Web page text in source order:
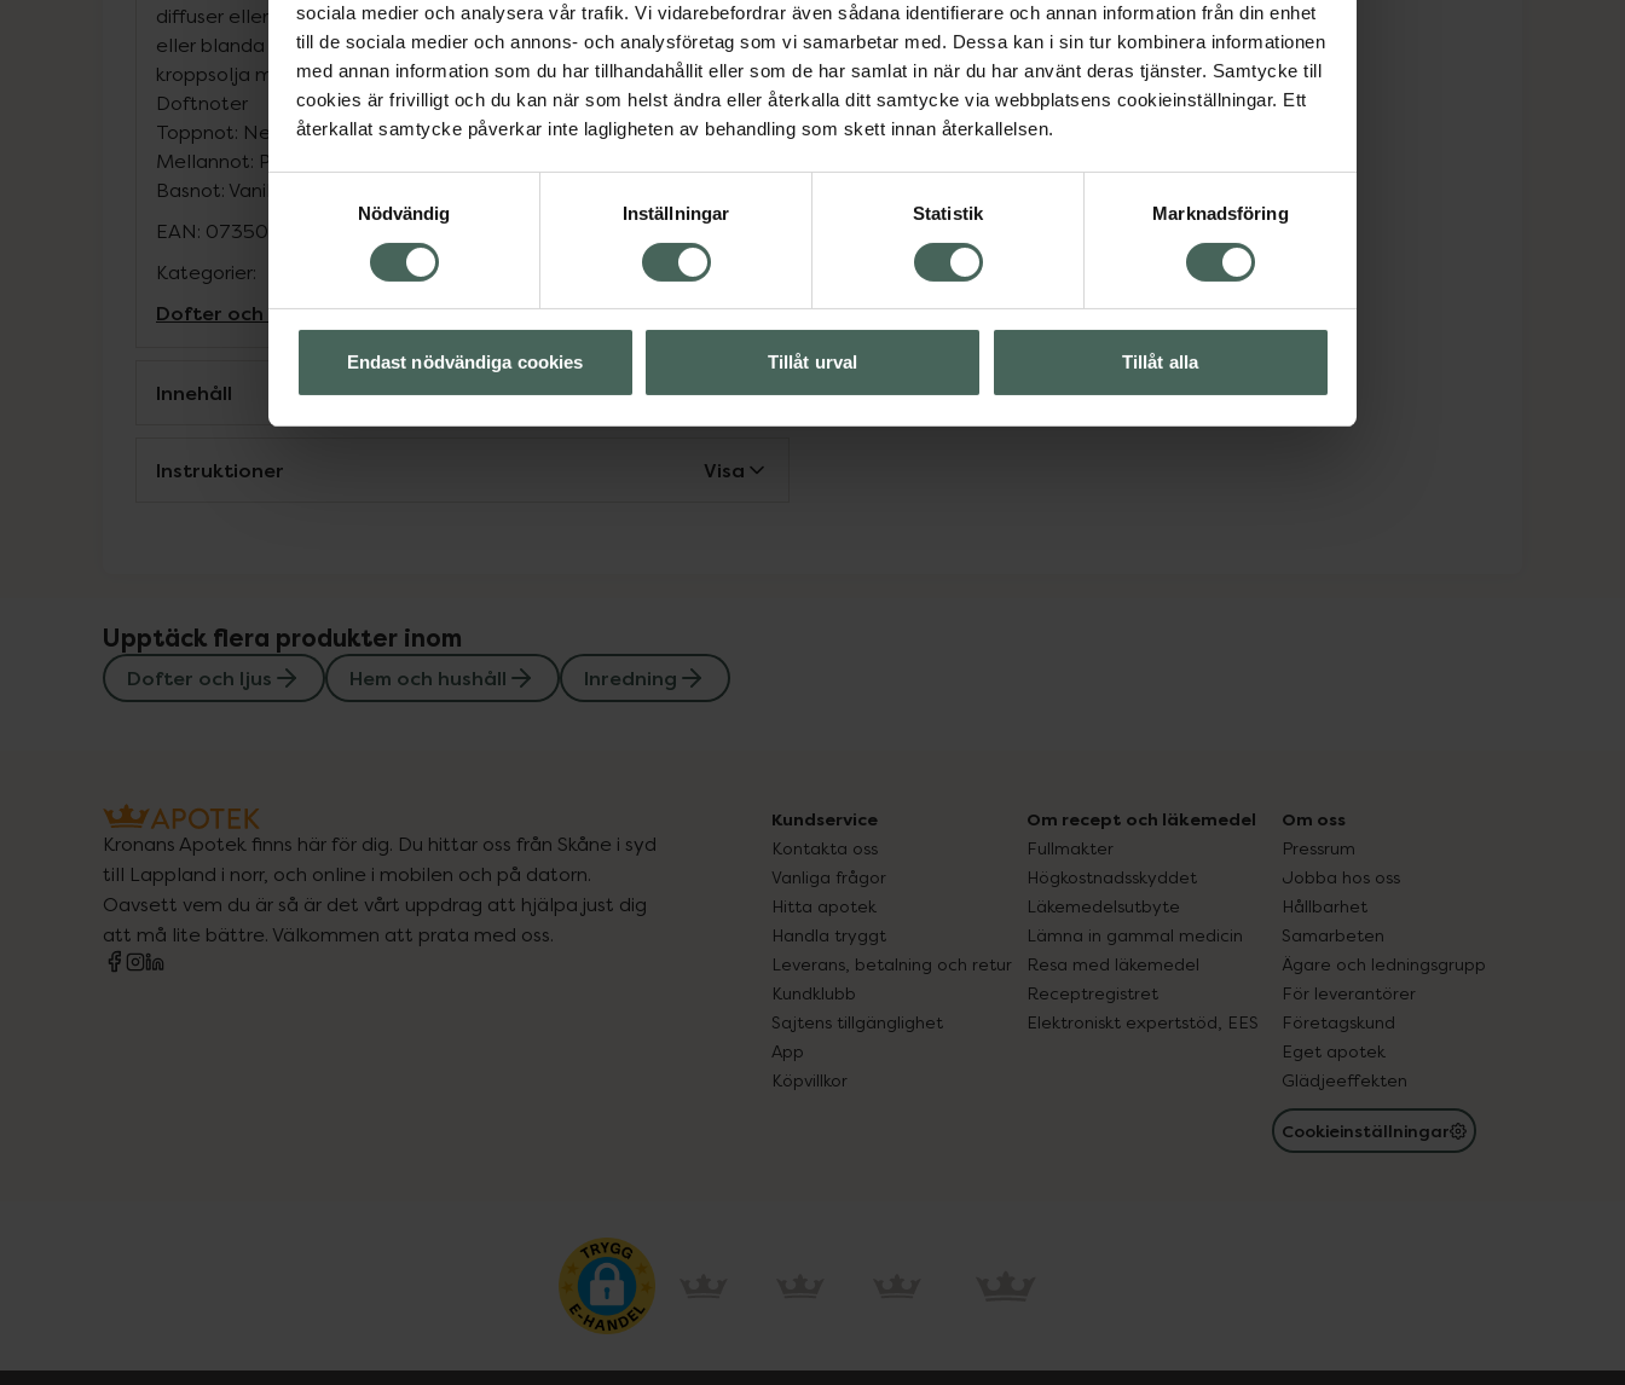
sociala medier och analysera vår trafik. Vi vidarebefordrar även sådana identifierare och annan information från din enhet
till de sociala medier och annons- och analysföretag som vi samarbetar med. Dessa kan i sin tur kombinera informationen
med annan information som du har tillhandahållit eller som de har samlat in när du har använt deras tjänster. Samtycke till
cookies är frivilligt och du kan när som helst ändra eller återkalla ditt samtycke via webbplatsens cookieinställningar. Ett
återkallat samtycke påverkar inte lagligheten av behandling som skett innan återkallelsen.
Nödvändig
Inställningar Statistik Marknadsföring
Endast nödvändiga cookies Tillåt urval Tillåt alla
diffuser eller aromalampa för att förhöja stämningen i rummet,
eller blanda ut i en vegetabilisk olja för en egen massage- eller
kroppsolja med lyxig känsla.
Doftnoter
Toppnot: Neroli – frisk, blommig citrus
Mellannot: Patchouli – jordig, varm och sensuell
Basnot: Vanilj – söt, mjuk och exklusiv
EAN: 07350062787511
Kategorier:
Dofter och ljusHem och hushållInredning
Innehåll Visa
Instruktioner Visa
Upptäck flera produkter inom
Dofter och ljus Hem och hushåll Inredning
Kronans Apotek finns här för dig. Du hittar oss från Skåne i syd
till Lappland i norr, och online i mobilen och på datorn.
Oavsett vem du är så är det vårt uppdrag att hjälpa just dig
att må lite bättre. Välkommen att prata med oss.
Kundservice
Kontakta oss
Vanliga frågor
Hitta apotek
Handla tryggt
Leverans, betalning och retur
Kundklubb
Sajtens tillgänglighet
App
Köpvillkor
Om recept och läkemedel
Fullmakter
Högkostnadsskyddet
Läkemedelsutbyte
Lämna in gammal medicin
Resa med läkemedel
Receptregistret
Elektroniskt expertstöd, EES
Om oss
Pressrum
Jobba hos oss
Hållbarhet
Samarbeten
Ägare och ledningsgrupp
För leverantörer
Företagskund
Eget apotek
Glädjeeffekten
Cookieinställningar